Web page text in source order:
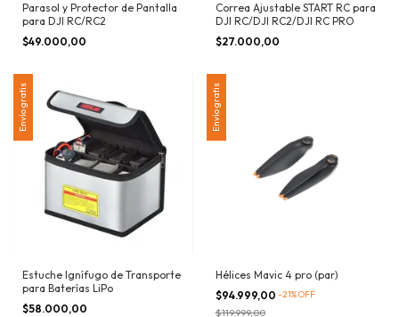
Parasol y Protector de Pantalla
para DJI RC/RC2
$49.000,00
Correa Ajustable START RC para
DJI RC/DJI RC2/DJI RC PRO
$27.000,00
Envío gratis
Estuche Ignífugo de Transporte
para Baterías LiPo
$58.000,00
Envío gratis
Hélices Mavic 4 pro (par)
$94.999,00 -21%OFF
$119.999,00